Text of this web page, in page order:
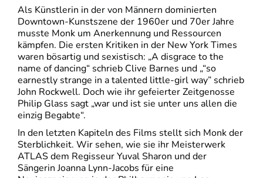
Als Künstlerin in der von Männern dominierten
Downtown-Kunstszene der 1960er und 70er Jahre
musste Monk um Anerkennung und Ressourcen
kämpfen. Die ersten Kritiken in der New York Times
waren bösartig und sexistisch: „A disgrace to the
name of dancing“ schrieb Clive Barnes und „“so
earnestly strange in a talented little-girl way” schrieb
John Rockwell. Doch wie ihr gefeierter Zeitgenosse
Philip Glass sagt „war und ist sie unter uns allen die
einzig Begabte“.
In den letzten Kapiteln des Films stellt sich Monk der
Sterblichkeit. Wir sehen, wie sie ihr Meisterwerk
ATLAS dem Regisseur Yuval Sharon und der
Sängerin Joanna Lynn-Jacobs für eine